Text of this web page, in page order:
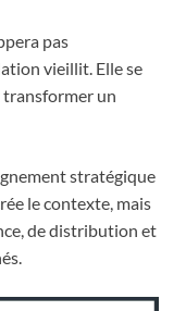
pas
vieillit. Elle se
transformer un
stratégique
le contexte, mais
de distribution et